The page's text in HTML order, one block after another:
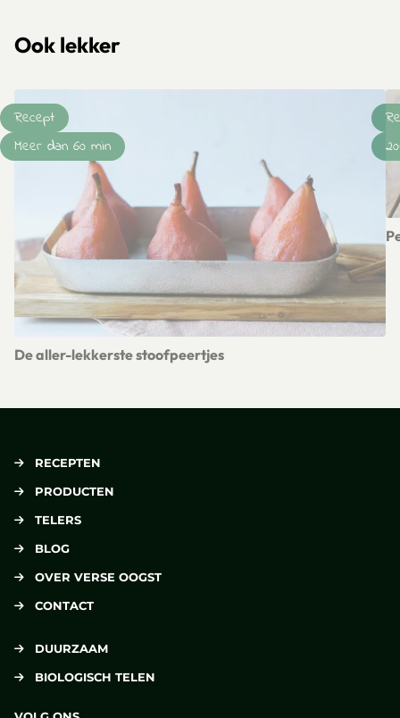
Ook lekker
De aller-lekkerste stoofpeertjes
Recept
Meer dan 60 min
RECEPTEN
PRODUCTEN
TELERS
BLOG
OVER VERSE OOGST
CONTACT
DUURZAAM
BIOLOGISCH TELEN